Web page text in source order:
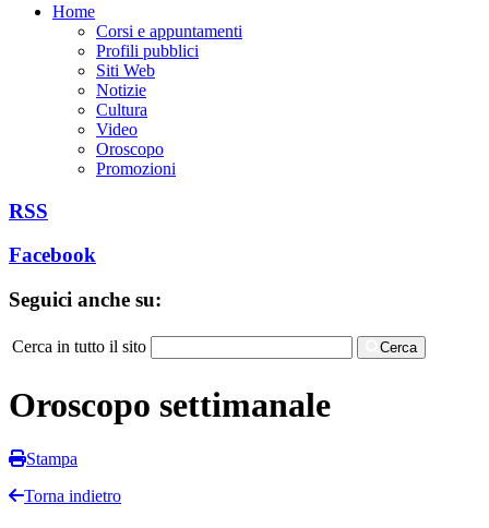
Home
Corsi e appuntamenti
Profili pubblici
Siti Web
Notizie
Cultura
Video
Oroscopo
Promozioni
RSS
Facebook
Seguici anche su:
Cerca in tutto il sito Cerca
Oroscopo settimanale
Stampa
Torna indietro